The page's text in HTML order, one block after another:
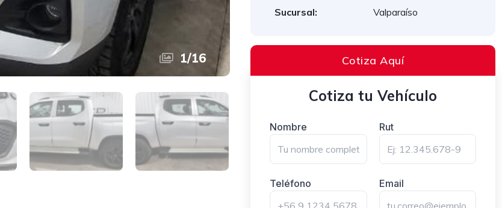
1/16
Sucursal:
Valparaíso
Cotiza Aquí
Cotiza tu Vehículo
Nombre Rut
Teléfono Email